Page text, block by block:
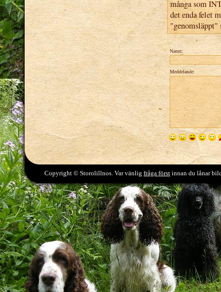
många som
det enda felet
Namn:
Meddelande:
Copyright © Storolillnos. Var vänlig fråga först innan du lånar